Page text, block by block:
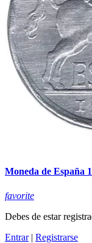
Moneda de España
favorite
Debes de estar
Entrar| Registrarse